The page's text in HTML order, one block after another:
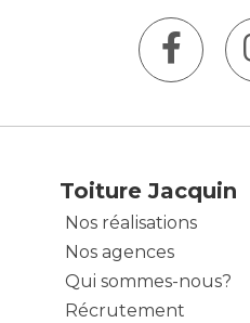
Toiture Jacquin
Nos réalisations
Nos agences
Qui sommes-nous?
Récrutement